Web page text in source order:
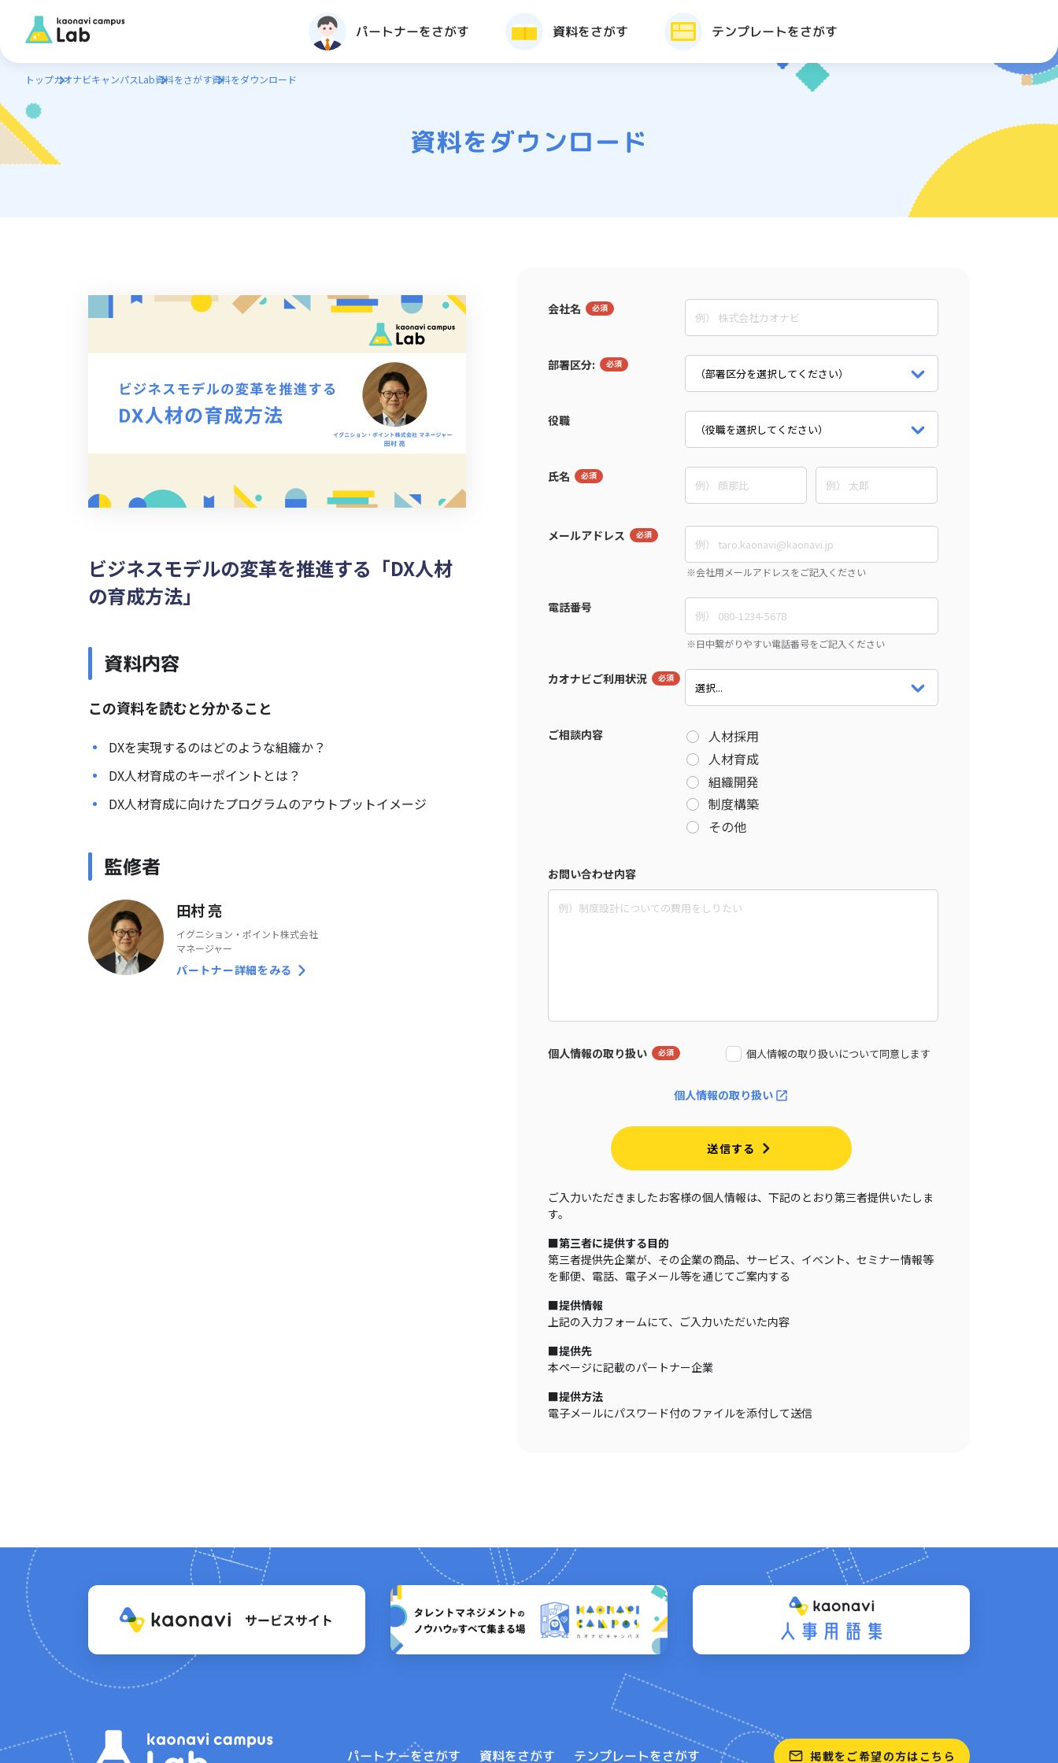
パートナーをさがす 資料をさがす テンプレートをさがす
トップカオナビキャンパスLab資料をさがす資料をダウンロード
資料をダウンロード
ビジネスモデルの変革を推進する「DX人材
の育成方法」
資料内容
この資料を読むと分かること
DXを実現するのはどのような組織か？
DX人材育成のキーポイントとは？
DX人材育成に向けたプログラムのアウトプットイメージ
監修者
田村 亮
イグニション・ポイント株式会社
マネージャー
パートナー詳細をみる
会社名
部署区分:
役職
氏名
メールアドレス
電話番号
カオナビご利用状況
ご相談内容
人材採用
人材育成
組織開発
制度構築
その他
お問い合わせ内容
個人情報の取り扱い 個人情報の取り扱いについて同意します
個人情報の取り扱い
送信する
ご入力いただきましたお客様の個人情報は、下記のとおり第三者提供いたしま
す。
■第三者に提供する目的
第三者提供先企業が、その企業の商品、サービス、イベント、セミナー情報等
を郵便、電話、電子メール等を通じてご案内する
■提供情報
上記の入力フォームにて、ご入力いただいた内容
■提供先
本ページに記載のパートナー企業
■提供方法
電子メールにパスワード付のファイルを添付して送信
パートナーをさがす 資料をさがす テンプレートをさがす 掲載をご希望の方はこちら